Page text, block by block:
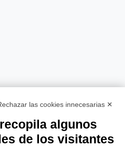
las cookies innecesarias ✕
algunos
de los visitantes